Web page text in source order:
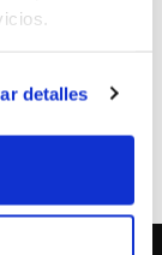
detalles
las